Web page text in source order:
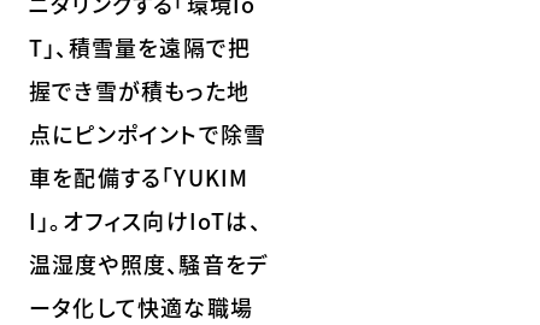
T」、積雪量を遠隔で把
握でき雪が積もった地
点にピンポイントで除雪
車を配備する「YUKIM
I」。オフィス向けIoTは、
温湿度や照度、騒音をデ
ータ化して快適な職場